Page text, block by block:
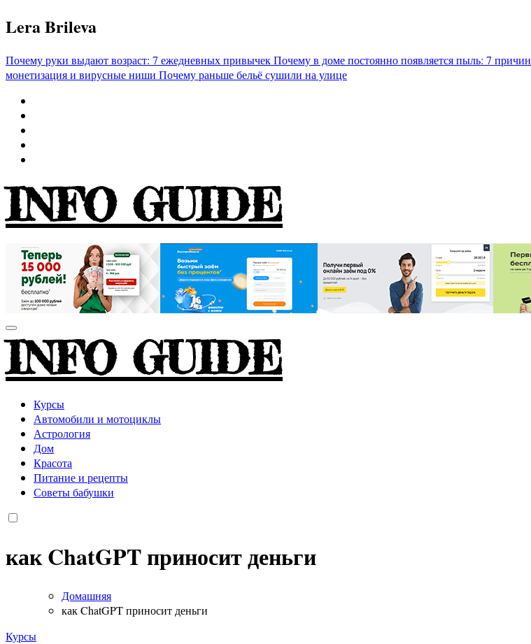
Перейти
к
Lera Brileva
Почему руки выдают возраст: 7 ежедневных привычекПочему в доме постоянно появляется пыль: 7 причин
монетизация и вирусные ниши Почему раньше бельё сушили на улице
INFO GUIDE
INFO GUIDE
Курсы
Автомобили и мотоциклы
Астрология
Дом
Красота
Питание и рецепты
Советы бабушки
как ChatGPT приносит деньги
Домашняя
как ChatGPT приносит деньги
Курсы